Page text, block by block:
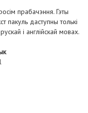
прабачэння. Гэты
пакуль даступны толькі
і англійскай мовах.